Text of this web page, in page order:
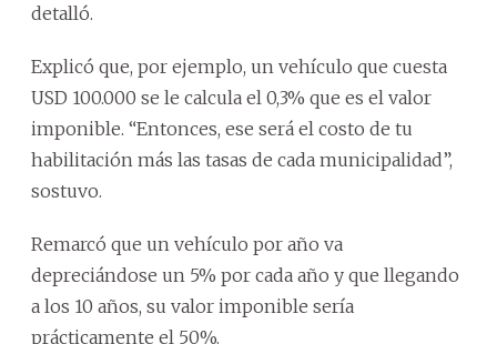
detalló.
Explicó que, por ejemplo, un vehículo que cuesta
USD 100.000 se le calcula el 0,3% que es el valor
imponible. “Entonces, ese será el costo de tu
habilitación más las tasas de cada municipalidad”,
sostuvo.
Remarcó que un vehículo por año va
depreciándose un 5% por cada año y que llegando
a los 10 años, su valor imponible sería
prácticamente el 50%.